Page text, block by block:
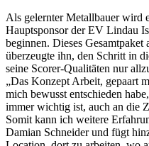
Als gelernter Metallbauer wird
Hauptsponsor der EV Lindau
beginnen. Dieses
überzeugte ihn, den Schritt in
seine Scorer-Qualitäten nur
„Das Konzept Arbeit, gepaart
mich bewusst entschieden
immer wichtig ist, auch an die
Somit kann ich weitere
Damian Schneider und fügt